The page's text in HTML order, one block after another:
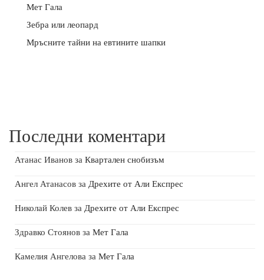
Мет Гала
Зебра или леопард
Мръсните тайни на евтините шапки
Последни коментари
Атанас Иванов за Квартален снобизъм
Ангел Атанасов за Дрехите от Али Експрес
Николай Колев за Дрехите от Али Експрес
Здравко Стоянов за Мет Гала
Камелия Ангелова за Мет Гала